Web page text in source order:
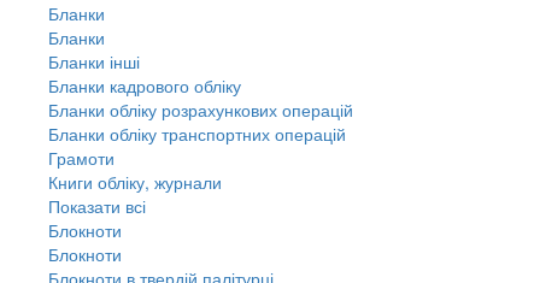
Бланки
Бланки
Бланки інші
Бланки кадрового обліку
Бланки обліку розрахункових операцій
Бланки обліку транспортних операцій
Грамоти
Книги обліку, журнали
Показати всі
Блокноти
Блокноти